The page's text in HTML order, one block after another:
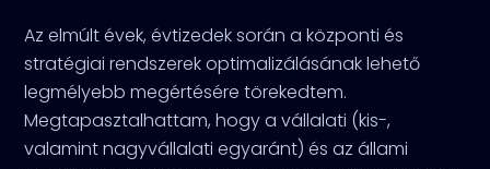
Az elmúlt évek, évtizedek során a központi és
stratégiai rendszerek optimalizálásának lehető
legmélyebb megértésére törekedtem.
Megtapasztalhattam, hogy a vállalati (kis-,
valamint nagyvállalati egyaránt) és az állami